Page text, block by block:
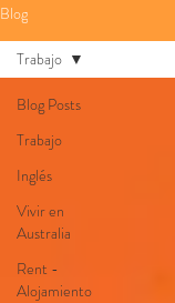
Blog
Blog Posts
Trabajo
Inglés
Vivir en
Australia
Rent -
Alojamiento
Trabajo